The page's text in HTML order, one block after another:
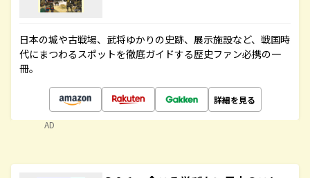
日本の城や古戦場、武将ゆかりの史跡、展示施設など、戦国時
代にまつわるスポットを徹底ガイドする歴史ファン必携の一
冊。
詳細を見る
AD